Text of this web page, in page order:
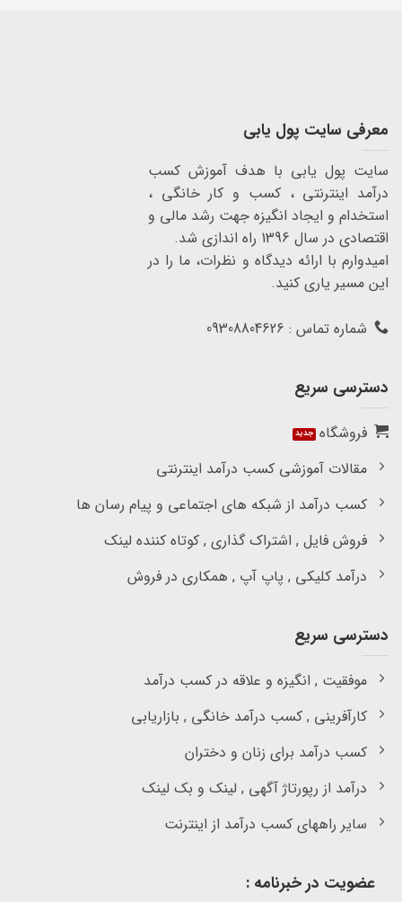
معرفی سایت پول یابی
سایت پول یابی با هدف آموزش کسب
درآمد اینترنتی ، کسب و کار خانگی ،
استخدام و ایجاد انگیزه جهت رشد مالی و
اقتصادی در سال 1396 راه اندازی شد.
امیدوارم با ارائه دیدگاه و نظرات، ما را در
این مسیر یاری کنید.
شماره تماس : 09308804626
دسترسی سریع
فروشگاه
مقالات آموزشی کسب درآمد اینترنتی
کسب درآمد از شبکه های اجتماعی و پیام رسان ها
فروش فایل , اشتراک گذاری , کوتاه کننده لینک
درآمد کلیکی , پاپ آپ , همکاری در فروش
دسترسی سریع
موفقیت , انگیزه و علاقه در کسب درآمد
کارآفرینی , کسب درآمد خانگی , بازاریابی
کسب درآمد برای زنان و دختران
درآمد از رپورتاژ آگهی , لینک و بک لینک
سایر راههای کسب درآمد از اینترنت
عضویت در خبرنامه :